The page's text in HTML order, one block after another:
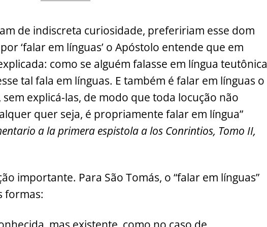
de indiscreta curiosidade, prefeririam esse dom
‘falar em línguas’ o Apóstolo entende que em
como se alguém falasse em língua teutônica
tal fala em línguas. E também é falar em línguas o
explicá-las, de modo que toda locução não
quer seja, é propriamente falar em língua”
a la primera espistola a los Conrintios, Tomo II,
importante. Para São Tomás, o “falar em línguas”
formas: